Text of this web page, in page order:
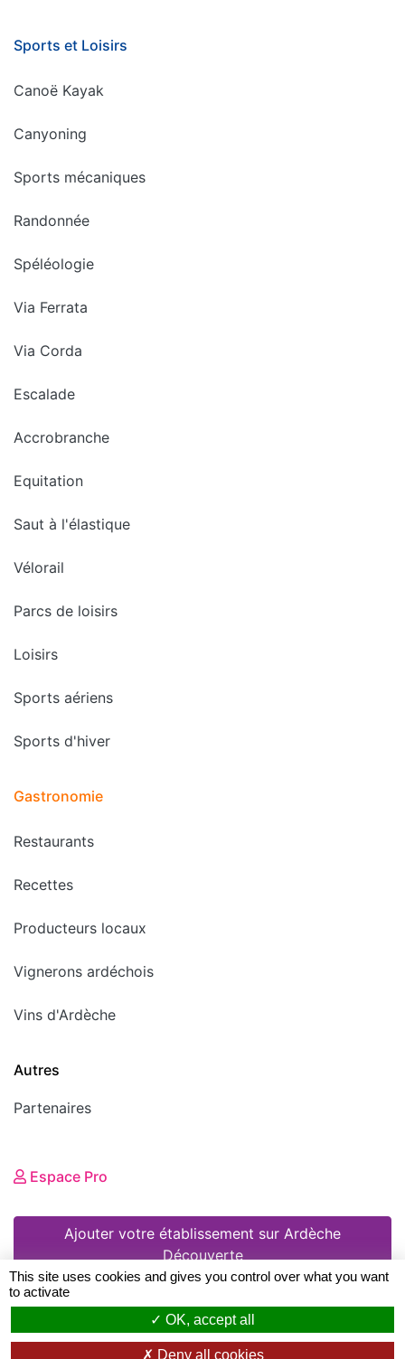
Sports et Loisirs
Canoë Kayak
Canyoning
Sports mécaniques
Randonnée
Spéléologie
Via Ferrata
Via Corda
Escalade
Accrobranche
Equitation
Saut à l'élastique
Vélorail
Parcs de loisirs
Loisirs
Sports aériens
Sports d'hiver
Gastronomie
Restaurants
Recettes
Producteurs locaux
Vignerons ardéchois
Vins d'Ardèche
Autres
Partenaires
Espace Pro
Ajouter votre établissement sur Ardèche
Découverte
© 2008 - 2026 Ardèche Découverte •
This site uses cookies and gives you control over what you want
to activate
OK, accept all
Deny all cookies